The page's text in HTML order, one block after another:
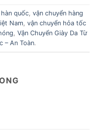
quốc vận chuyển hàng
Nam vận chuyển hỏa tốc
Vận Chuyển Giày Da Từ
– An Toàn.